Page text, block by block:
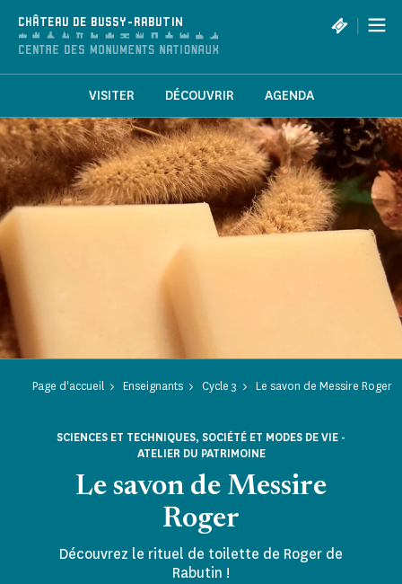
CHÂTEAU DE BUSSY-RABUTIN |
VISITER DÉCOUVRIR AGENDA
Page d'accueil Enseignants Cycle 3 Le savon de Messire Roger
Le savon de Messire
Roger
SCIENCES ET TECHNIQUES, SOCIÉTÉ ET MODES DE VIE -
ATELIER DU PATRIMOINE
Découvrez le rituel de toilette de Roger de
Rabutin !